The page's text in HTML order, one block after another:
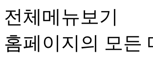
전체메뉴보기
홈페이지의 모든